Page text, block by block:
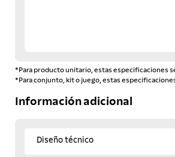
*Para producto unitario, estas especificaciones
*Para conjunto, kit o juego, estas
Información adicional
Diseño técnico